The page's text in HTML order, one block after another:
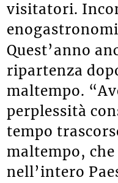
visitatori.
Quest’anno
ripartenza
maltempo.
perplessità
tempo
maltempo,
nell’intero